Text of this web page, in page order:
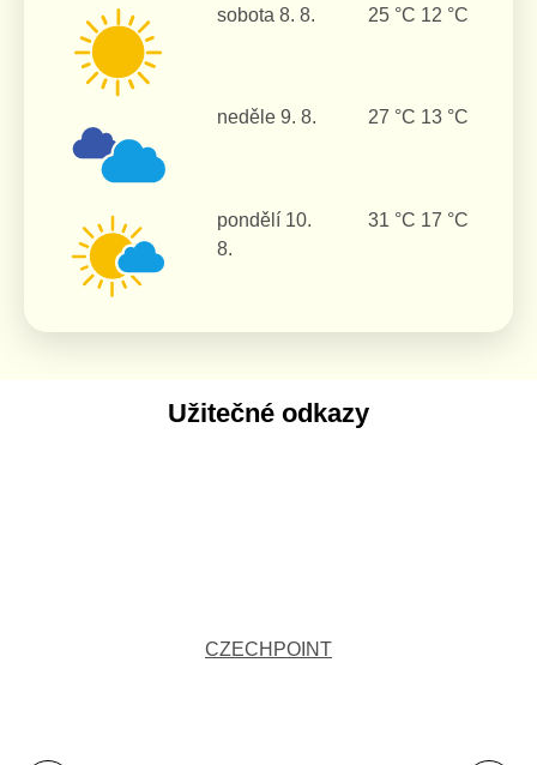
sobota 8. 8. 25 °C 12 °C
neděle 9. 8. 27 °C 13 °C
pondělí 10.
8.
31 °C 17 °C
Užitečné odkazy
CZECHPOINT